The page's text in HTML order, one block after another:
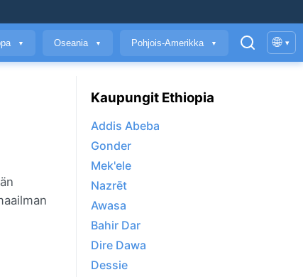
▼ Oseania ▼ Pohjois-Amerikka ▼ 🌐 ▾
Kaupungit Ethiopia
Addis Abeba
Gonder
Mek'ele
Nazrēt
Awasa
Bahir Dar
Dire Dawa
Dessie